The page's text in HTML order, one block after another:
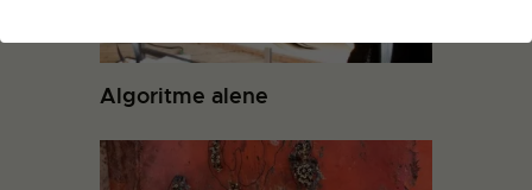
Algoritme alene